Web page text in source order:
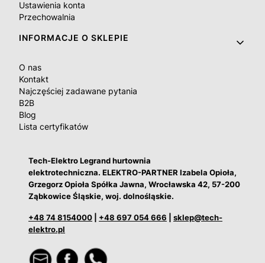
Ustawienia konta
Przechowalnia
INFORMACJE O SKLEPIE
O nas
Kontakt
Najczęściej zadawane pytania
B2B
Blog
Lista certyfikatów
Tech-Elektro Legrand hurtownia
elektrotechniczna. ELEKTRO-PARTNER Izabela Opioła,
Grzegorz Opioła Spółka Jawna, Wrocławska 42, 57-200
Ząbkowice Śląskie, woj. dolnośląskie.
+48 74 8154000 +48 697 054 666
sklep@tech-
elektro.pl